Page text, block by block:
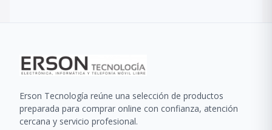
Erson Tecnología reúne una selección de productos
preparada para comprar online con confianza, atención
cercana y servicio profesional.